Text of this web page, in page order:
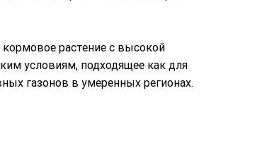
растение с высокой
условиям, подходящее как для
газонов в умеренных регионах.